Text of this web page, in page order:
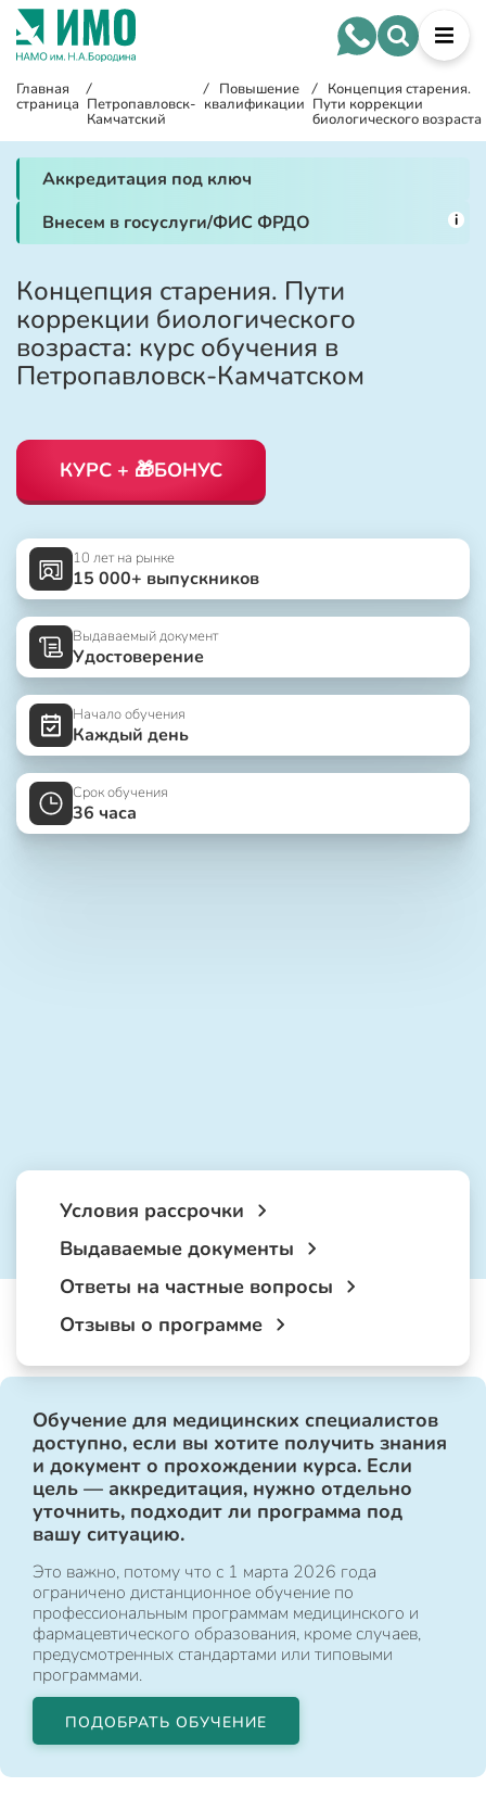
Главная
страница
/
Петропавловск-
Камчатский
/ Повышение
квалификации
/ Концепция старения.
Пути коррекции
биологического возраста
Аккредитация под ключ
Внесем в госуслуги/ФИС ФРДО
i
Концепция старения. Пути
коррекции биологического
возраста: курс обучения в
Петропавловск-Камчатском
КУРС + 🎁БОНУС
10 лет на рынке
15 000+ выпускников
Выдаваемый документ
Удостоверение
Начало обучения
Каждый день
Срок обучения
36 часа
Условия рассрочки
Выдаваемые документы
Ответы на частные вопросы
Отзывы о программе
Обучение для медицинских специалистов
доступно, если вы хотите получить знания
и документ о прохождении курса. Если
цель — аккредитация, нужно отдельно
уточнить, подходит ли программа под
вашу ситуацию.
Это важно, потому что с 1 марта 2026 года
ограничено дистанционное обучение по
профессиональным программам медицинского и
фармацевтического образования, кроме случаев,
предусмотренных стандартами или типовыми
программами.
ПОДОБРАТЬ ОБУЧЕНИЕ